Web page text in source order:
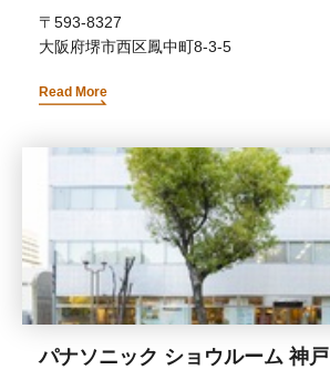
〒593-8327
大阪府堺市西区鳳中町8-3-5
Read More
パナソニック ショウルーム 神戸